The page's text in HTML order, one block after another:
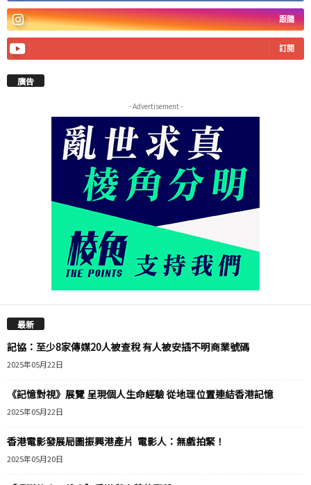
跟隨
訂閱
廣告
- Advertisement -
最新
記協：至少8家傳媒20人被查稅 有人被安插不明商業號碼
2025年05月22日
《記憶對視》展覽 呈現個人生命經驗 從地理位置連結香港記憶
2025年05月22日
香港電影發展局圖振興港產片 電影人：無戲拍緊！
2025年05月20日